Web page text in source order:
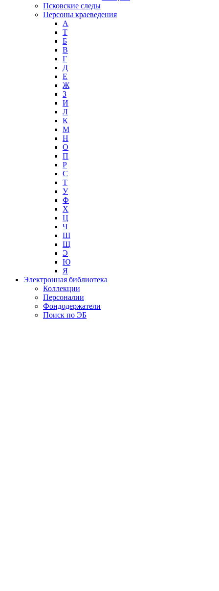
Псковские следы
Персоны краеведения
А
T
Б
В
Г
Д
Е
Ж
З
И
Л
К
М
Н
О
П
Р
С
Т
У
Ф
Х
Ц
Ч
Ш
Щ
Э
Ю
Я
Электронная библиотека
Коллекции
Персоналии
Фондодержатели
Поиск по ЭБ